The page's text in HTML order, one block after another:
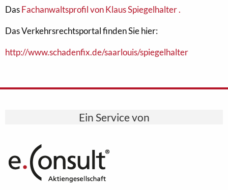
DasFachanwaltsprofil von Klaus Spiegelhalter .
Das Verkehrsrechtsportal finden Sie hier:
http://www.schadenfix.de/saarlouis/spiegelhalter
Ein Service von